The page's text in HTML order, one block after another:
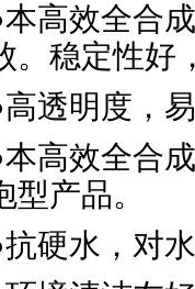
高效全合
。稳定性好
透明度，
高效全合
型产品。
硬水，对